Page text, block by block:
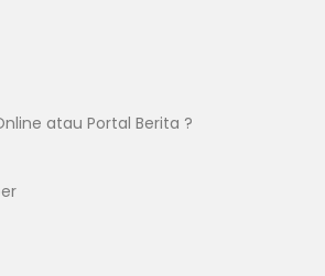
atau Portal Berita ?